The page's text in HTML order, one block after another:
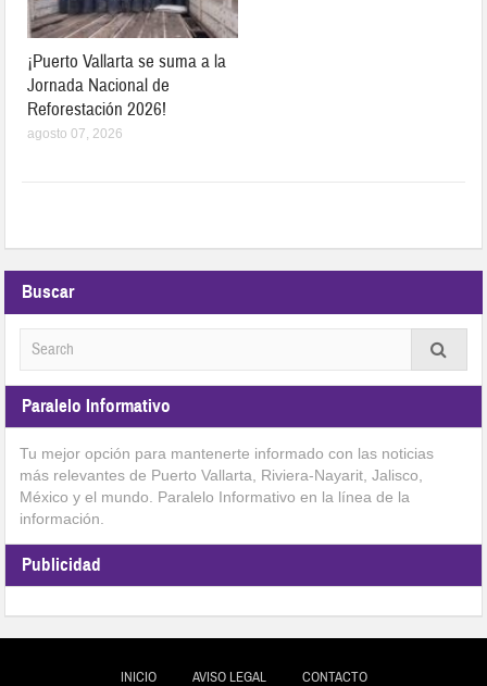
¡Puerto Vallarta se suma a la
Jornada Nacional de
Reforestación 2026!
agosto 07, 2026
Buscar
Paralelo Informativo
Tu mejor opción para mantenerte informado con las noticias
más relevantes de Puerto Vallarta, Riviera-Nayarit, Jalisco,
México y el mundo. Paralelo Informativo en la línea de la
información.
Publicidad
INICIO AVISO LEGAL CONTACTO